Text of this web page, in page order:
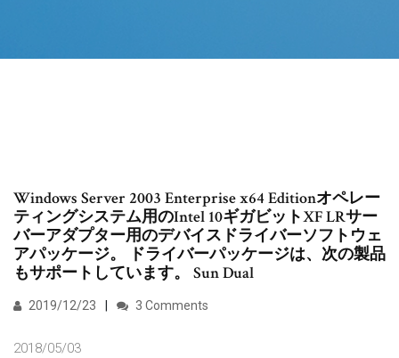
Windows Server 2003 Enterprise x64 Editionオペレー
ティングシステム用のIntel 10ギガビットXF LRサー
バーアダプター用のデバイスドライバーソフトウェ
アパッケージ。 ドライバーパッケージは、次の製品
もサポートしています。 Sun Dual
2019/12/23 3 Comments
2018/05/03